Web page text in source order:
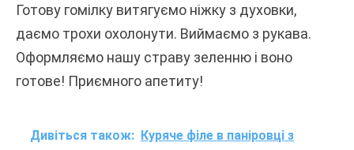
Готову гомілку витягуємо ніжку з духовки,
даємо трохи охолонути. Виймаємо з рукава.
Оформляємо нашу страву зеленню і воно
готове! Приємного апетиту!
Дивіться також: Куряче філе в паніровці з